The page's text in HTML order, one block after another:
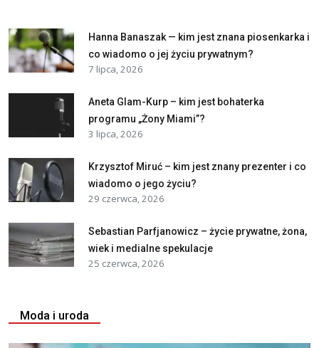
Hanna Banaszak — kim jest znana piosenkarka i
co wiadomo o jej życiu prywatnym?
7 lipca, 2026
Aneta Glam-Kurp – kim jest bohaterka
programu „Żony Miami”?
3 lipca, 2026
Krzysztof Miruć – kim jest znany prezenter i co
wiadomo o jego życiu?
29 czerwca, 2026
Sebastian Parfjanowicz – życie prywatne, żona,
wiek i medialne spekulacje
25 czerwca, 2026
Moda i uroda